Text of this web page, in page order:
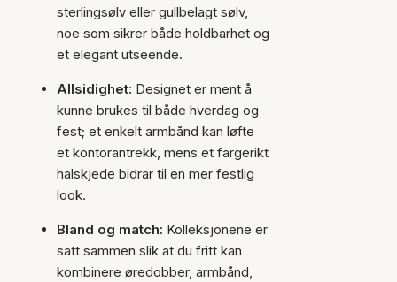
sterlingsølv eller gullbelagt sølv,
noe som sikrer både holdbarhet og
et elegant utseende.
Allsidighet: Designet er ment å
kunne brukes til både hverdag og
fest; et enkelt armbånd kan løfte
et kontorantrekk, mens et fargerikt
halskjede bidrar til en mer festlig
look.
Bland og match: Kolleksjonene er
satt sammen slik at du fritt kan
kombinere øredobber, armbånd,